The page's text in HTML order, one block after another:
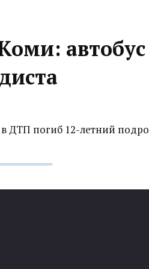
автобус
ДТП погиб 12-летний